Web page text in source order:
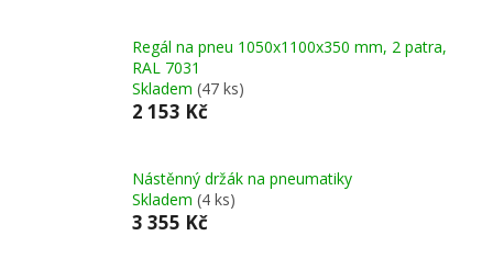
Regál na pneu 1050x1100x350 mm, 2 patra,
RAL 7031
Skladem (47 ks)
2 153 Kč
Nástěnný držák na pneumatiky
Skladem (4 ks)
3 355 Kč